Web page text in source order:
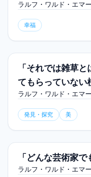
ラルフ・ワルド・エマ
幸福
「それでは雑草
てもらっていない
ラルフ・ワルド・エマ
発見・探究 美
「どんな芸術家
ラルフ・ワルド・エマ